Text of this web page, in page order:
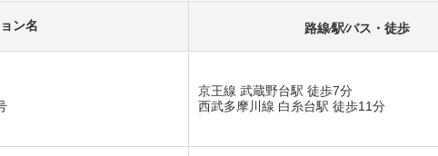
ン名 路線⁄駅⁄バス・徒歩
京王線 武蔵野台駅 徒歩7分
西武多摩川線 白糸台駅 徒歩11分